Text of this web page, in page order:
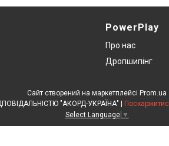
PowerPlay
Про нас
Дропшипінг
Сайт створений на маркетплейсі Prom.ua
Select Language ▼